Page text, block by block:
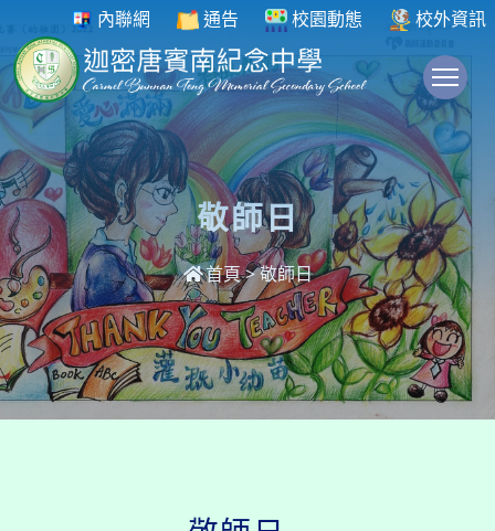
內聯網 通告 校園動態 校外資訊
敬師日
首頁>敬師日